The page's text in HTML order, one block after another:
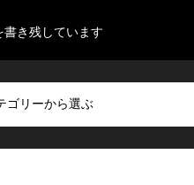
き残しています